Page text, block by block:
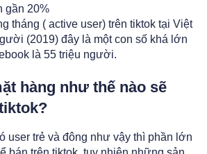
gần 20%
tháng ( active user) trên tiktok tại Việt
(2019) đây là một con số khá lớn
là 55 triệu người.
hàng như thế nào sẽ
user trẻ và đông như vậy thì phần lớn